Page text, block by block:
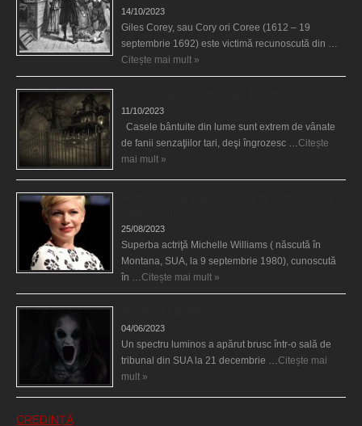
14/10/2023
Giles Corey, sau Cory ori Coree (1612 – 19
septembrie 1692) este victimă recunoscută din …
Citește mai mult »
11/10/2023
Casele bântuite din lume sunt extrem de vânate
de fanii senzaţiilor tari, deşi îngrozesc …Citește
mai mult »
25/08/2023
Superba actriţă Michelle Williams ( născută în
Montana, SUA, la 9 septembrie 1980), cunoscută
în …Citește mai mult »
04/06/2023
Un spectru luminos a apărut brusc într-o sală de
tribunal din SUA la 21 decembrie …Citește mai
mult »
CREDINȚĂ